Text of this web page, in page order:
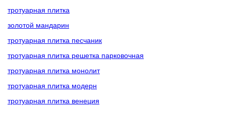
тротуарная плитка
золотой мандарин
тротуарная плитка песчаник
тротуарная плитка решетка парковочная
тротуарная плитка монолит
тротуарная плитка модерн
тротуарная плитка венеция